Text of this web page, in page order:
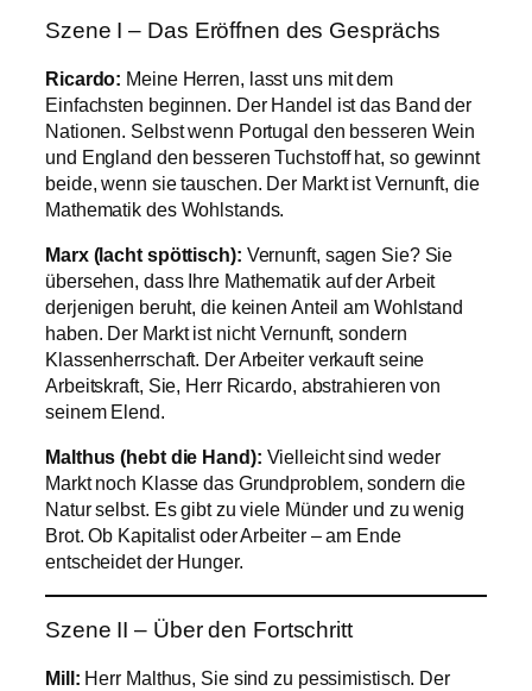
Szene I – Das Eröffnen des Gesprächs
Ricardo: Meine Herren, lasst uns mit dem
Einfachsten beginnen. Der Handel ist das Band der
Nationen. Selbst wenn Portugal den besseren Wein
und England den besseren Tuchstoff hat, so gewinnt
beide, wenn sie tauschen. Der Markt ist Vernunft, die
Mathematik des Wohlstands.
Marx (lacht spöttisch): Vernunft, sagen Sie? Sie
übersehen, dass Ihre Mathematik auf der Arbeit
derjenigen beruht, die keinen Anteil am Wohlstand
haben. Der Markt ist nicht Vernunft, sondern
Klassenherrschaft. Der Arbeiter verkauft seine
Arbeitskraft, Sie, Herr Ricardo, abstrahieren von
seinem Elend.
Malthus (hebt die Hand): Vielleicht sind weder
Markt noch Klasse das Grundproblem, sondern die
Natur selbst. Es gibt zu viele Münder und zu wenig
Brot. Ob Kapitalist oder Arbeiter – am Ende
entscheidet der Hunger.
Szene II – Über den Fortschritt
Mill: Herr Malthus, Sie sind zu pessimistisch. Der